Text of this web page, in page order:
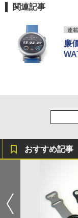
関連記事
連載
廉
おすすめ記事